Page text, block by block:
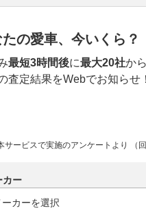
の愛車、今いくら？
最短3時間後に最大20社から
査定結果をWebでお知らせ！
ービスで実施のアンケートより （
カー